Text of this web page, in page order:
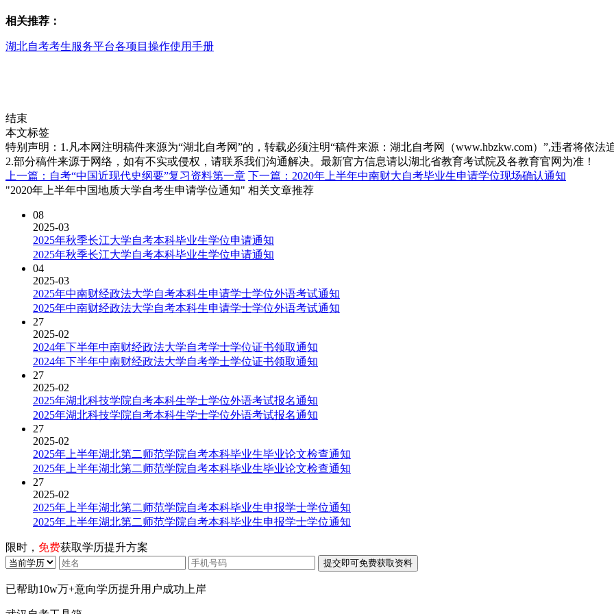
相关推荐：
湖北自考考生服务平台各项目操作使用手册
结束
本文标签
特别声明：1.凡本网注明稿件来源为“湖北自考网”的，转载必须注明“稿件来源：湖北自考网（www.hbzkw.com）”,违者将依法
2.部分稿件来源于网络，如有不实或侵权，请联系我们沟通解决。最新官方信息请以湖北省教育考试院及各教育官网为准！
上一篇：自考“中国近现代史纲要”复习资料第一章 下一篇：2020年上半年中南财大自考毕业生申请学位现场确认通知
"2020年上半年中国地质大学自考生申请学位通知" 相关文章推荐
08
2025-03
2025年秋季长江大学自考本科毕业生学位申请通知
2025年秋季长江大学自考本科毕业生学位申请通知
04
2025-03
2025年中南财经政法大学自考本科生申请学士学位外语考试通知
2025年中南财经政法大学自考本科生申请学士学位外语考试通知
27
2025-02
2024年下半年中南财经政法大学自考学士学位证书领取通知
2024年下半年中南财经政法大学自考学士学位证书领取通知
27
2025-02
2025年湖北科技学院自考本科生学士学位外语考试报名通知
2025年湖北科技学院自考本科生学士学位外语考试报名通知
27
2025-02
2025年上半年湖北第二师范学院自考本科毕业生毕业论文检查通知
2025年上半年湖北第二师范学院自考本科毕业生毕业论文检查通知
27
2025-02
2025年上半年湖北第二师范学院自考本科毕业生申报学士学位通知
2025年上半年湖北第二师范学院自考本科毕业生申报学士学位通知
限时， 免费获取学历提升方案
已帮助10w万+意向学历提升用户成功上岸